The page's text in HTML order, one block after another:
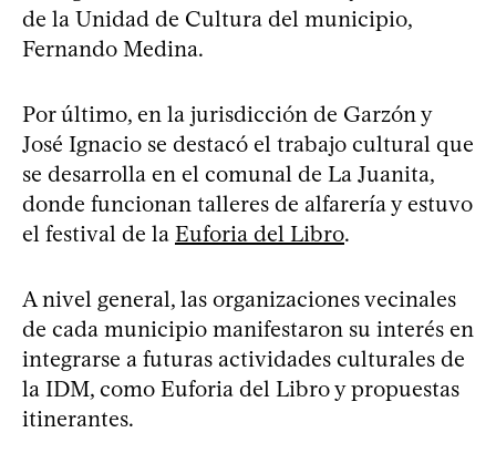
de la Unidad de Cultura del municipio,
Fernando Medina.
Por último, en la jurisdicción de Garzón y
José Ignacio se destacó el trabajo cultural que
se desarrolla en el comunal de La Juanita,
donde funcionan talleres de alfarería y estuvo
el festival de la Euforia del Libro.
A nivel general, las organizaciones vecinales
de cada municipio manifestaron su interés en
integrarse a futuras actividades culturales de
la IDM, como Euforia del Libro y propuestas
itinerantes.